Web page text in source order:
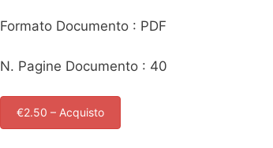
Formato Documento : PDF
N. Pagine Documento : 40
€2.50 – Acquisto